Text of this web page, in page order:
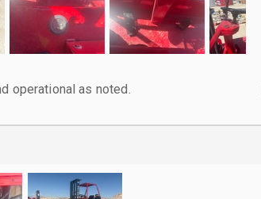
operational as noted.